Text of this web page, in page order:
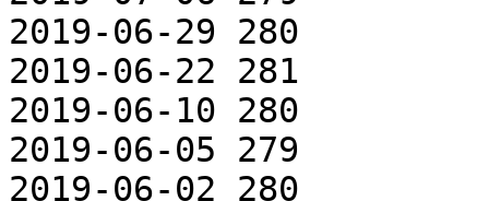
2019-06-29 280
2019-06-22 281
2019-06-10 280
2019-06-05 279
2019-06-02 280